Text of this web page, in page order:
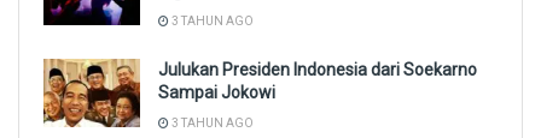
3 TAHUN AGO
Julukan Presiden Indonesia dari Soekarno
Sampai Jokowi
3 TAHUN AGO